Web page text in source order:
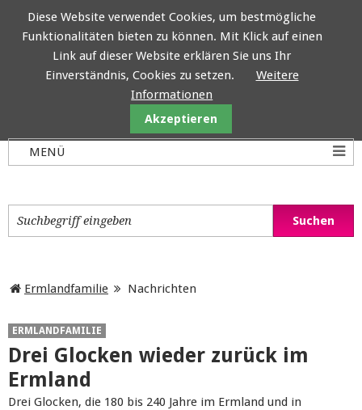
Ermlandfamilie Nachrichten
ERMLANDFAMILIE
Drei Glocken wieder zurück im
Ermland
Drei Glocken, die 180 bis 240 Jahre im Ermland und in
Diese Website verwendet Cookies, um bestmögliche
Funktionalitäten bieten zu können. Mit Klick auf einen
Link auf dieser Website erklären Sie uns Ihr
Einverständnis, Cookies zu setzen.
Weitere
Informationen
Akzeptieren